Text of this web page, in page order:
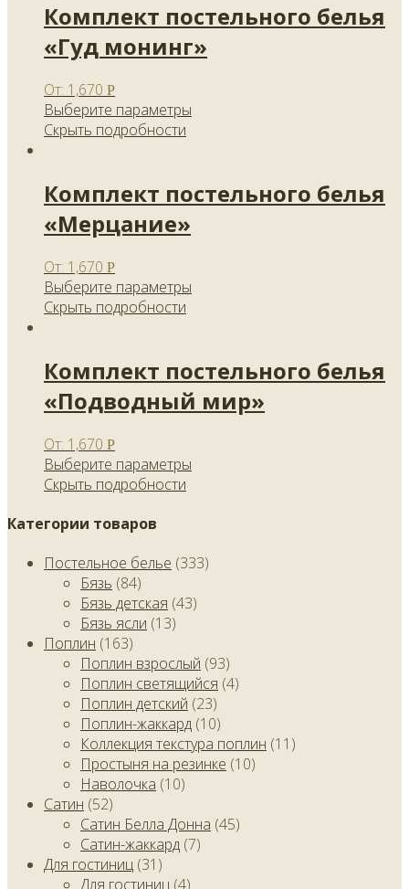
Комплект постельного белья
«Гуд монинг»
От: 1,670 Р
Выберите параметры
Скрыть подробности
Комплект постельного белья
«Мерцание»
От: 1,670 Р
Выберите параметры
Скрыть подробности
Комплект постельного белья
«Подводный мир»
От: 1,670 Р
Выберите параметры
Скрыть подробности
Категории товаров
Постельное белье (333)
Бязь (84)
Бязь детская (43)
Бязь ясли (13)
Поплин (163)
Поплин взрослый (93)
Поплин светящийся (4)
Поплин детский (23)
Поплин-жаккард (10)
Коллекция текстура поплин (11)
Простыня на резинке (10)
Наволочка (10)
Сатин (52)
Сатин Белла Донна (45)
Сатин-жаккард (7)
Для гостиниц (31)
Для гостиниц (4)